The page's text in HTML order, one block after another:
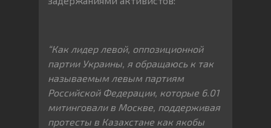
“Как лидер левой, оппозиционной
партии Украины, я обращаюсь к так
называемым левым партиям
Российской Федерации, которые 6.01
митинговали в Москве, поддерживая
протесты в Казахстане как якобы